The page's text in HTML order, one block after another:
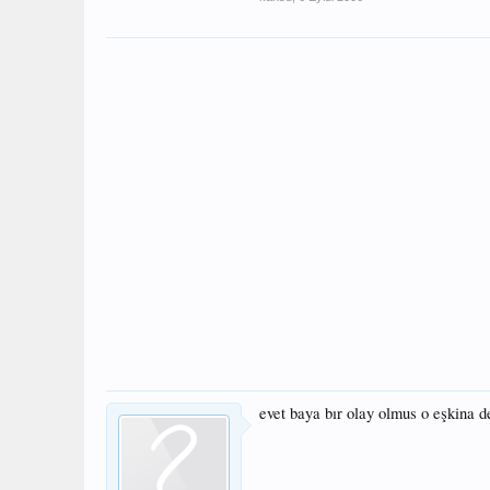
evet baya bır olay olmus o eşkina